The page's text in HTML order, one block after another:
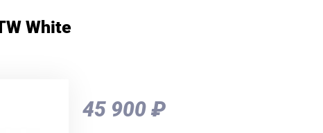
White
45 900 ₽